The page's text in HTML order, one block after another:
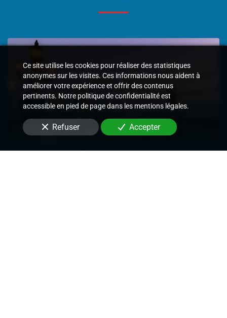
Ce site utilise les cookies pour réaliser des statistiques
anonymes sur les visites. Ces informations nous aident à
améliorer votre expérience et offrir des contenus
pertinents. Notre politique de confidentialité est
accessible en pied de page dans les mentions légales.
Refuser Accepter